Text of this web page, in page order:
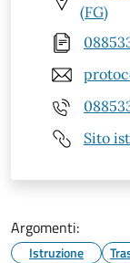
(FG)
Sito
Argomenti:
Istruzione